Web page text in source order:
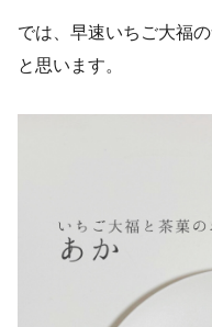
では、早速いちご大福
と思います。